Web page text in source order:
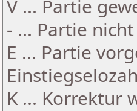
V ... Partie
- ... Partie
E ... Partie
K ... Korrektur